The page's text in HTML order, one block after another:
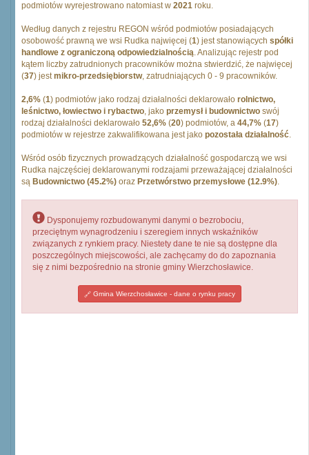
podmiotów wyrejestrowano natomiast w 2021 roku.
Według danych z rejestru REGON wśród podmiotów posiadających
osobowość prawną we wsi Rudka najwięcej (1) jest stanowiących spółki
handlowe z ograniczoną odpowiedzialnością. Analizując rejestr pod
kątem liczby zatrudnionych pracowników można stwierdzić, że najwięcej
(37) jestmikro-przedsiębiorstw, zatrudniających 0 - 9 pracowników.
2,6% (1) podmiotów jako rodzaj działalności deklarowało rolnictwo,
leśnictwo, łowiectwo i rybactwo, jako przemysł i budownictwo swój
rodzaj działalności deklarowało 52,6% (20) podmiotów, a 44,7% (17)
podmiotów w rejestrze zakwalifikowana jest jako pozostała działalność.
Wśród osób fizycznych prowadzących działalność gospodarczą we wsi
Rudka najczęściej deklarowanymi rodzajami przeważającej działalności
są Budownictwo (45.2%) oraz Przetwórstwo przemysłowe (12.9%).
Dysponujemy rozbudowanymi danymi o bezrobociu,
przeciętnym wynagrodzeniu i szeregiem innych wskaźników
związanych z rynkiem pracy. Niestety dane te nie są dostępne dla
poszczególnych miejscowości, ale zachęcamy do do zapoznania
się z nimi bezpośrednio na stronie gminy Wierzchosławice.
Gmina Wierzchosławice - dane o rynku pracy